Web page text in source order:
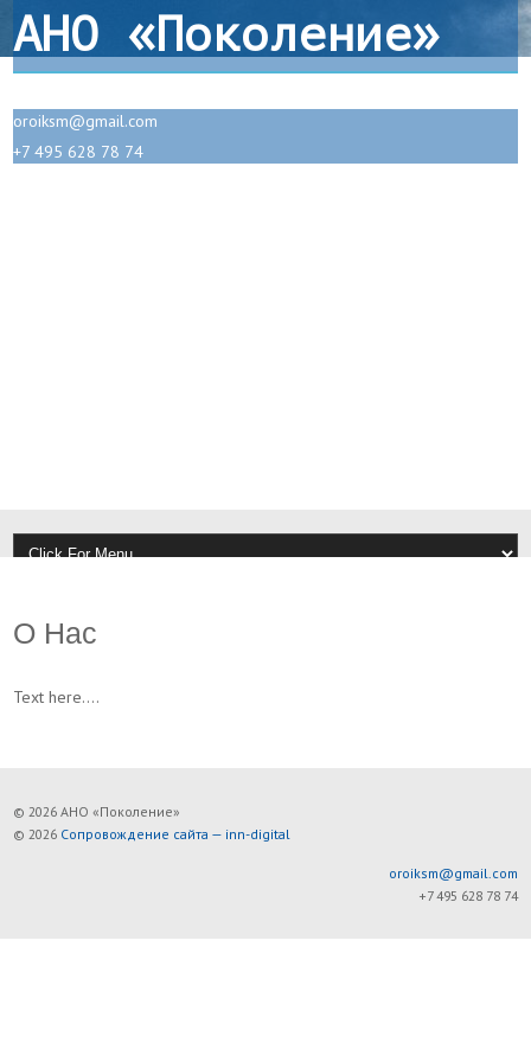
АНО «Поколение»
oroiksm@gmail.com
+7 495 628 78 74
О Нас
Text here....
© 2026 АНО «Поколение»
© 2026 Сопровождение сайта — inn-digital
oroiksm@gmail.com
+7 495 628 78 74